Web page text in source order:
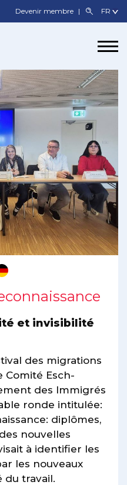
Devenir membre
et invisibilité
des migrations
Comité Esch-
des Immigrés
ronde intitulée:
diplômes,
nouvelles
à identifier les
les nouveaux
du travail.